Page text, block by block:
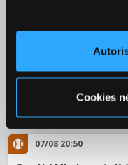
Cookies
¿Quién ganará el partido?
3,50
1
WTA›WTA 1000 -
07/08 20:50